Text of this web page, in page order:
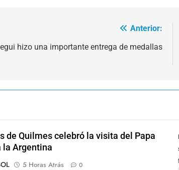
Anterior:
hizo una importante entrega de medallas
de Quilmes celebró la visita del Papa
la Argentina
5 Horas Atrás 0